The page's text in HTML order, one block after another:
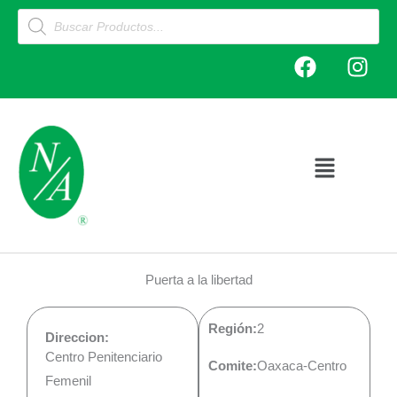
Products
search
F
a
c
o
I
n
s
Main
Puerta a la libertad
Direccion:
Centro Penitenciario
Femenil
Región:2
Comite:Oaxaca-Centro